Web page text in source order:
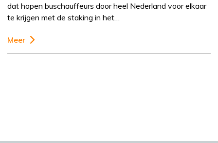
dat hopen buschauffeurs door heel Nederland voor elkaar
te krijgen met de staking in het…
Meer